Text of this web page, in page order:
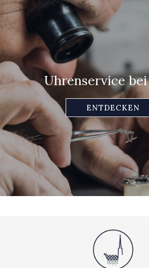
Uhrenservice
ENTDECKEN